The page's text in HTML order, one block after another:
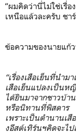
“ผมคิดว่านี่ไม่ใช่เรื่
เหนือแล้วละครับ ชา
ข้อความของนายแก้
“เรื่องเสือเย็นที่นำ
เสือเย็นแปลงเป็น
ได้ยินมาจากชาวบ้า
หรือนิทานที่พิสดาร
เพราะเป็นตำนานเ
งอีสต์เทิร์นฯคิดจะไ